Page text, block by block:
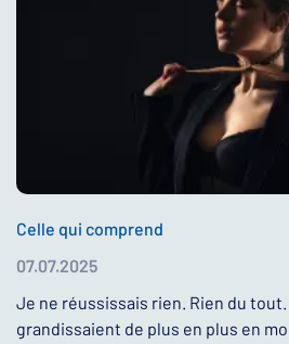
Celle qui comprend
07.07.2025
Je ne réussissais rien. Rien du
grandissaient de plus en plus en